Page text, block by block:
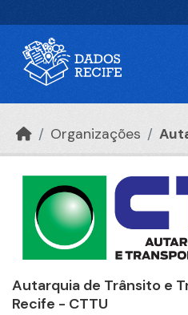
Organizações
Autarquia de Trânsito e
Recife - CTTU